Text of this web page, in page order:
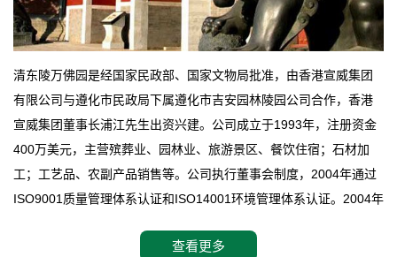
清东陵万佛园是经国家民政部、国家文物局批准，由香港宣威集团
有限公司与遵化市民政局下属遵化市吉安园林陵园公司合作，香港
宣威集团董事长浦江先生出资兴建。公司成立于1993年，注册资金
400万美元，主营殡葬业、园林业、旅游景区、餐饮住宿；石材加
工；工艺品、农副产品销售等。公司执行董事会制度，2004年通过
ISO9001质量管理体系认证和ISO14001环境管理体系认证。2004年
拥有4A级旅游区头衔的花园式陵园，园内建有四星级酒店一座。
查看更多